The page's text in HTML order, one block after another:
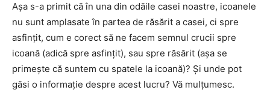
Aşa s-a primit că în una din odăile casei noastre, icoanele
nu sunt amplasate în partea de răsărit a casei, ci spre
asfinţit, cum e corect să ne facem semnul crucii spre
icoană (adică spre asfinţit), sau spre răsărit (aşa se
primeşte că suntem cu spatele la icoană)? Şi unde pot
găsi o informaţie despre acest lucru? Vă mulţumesc.